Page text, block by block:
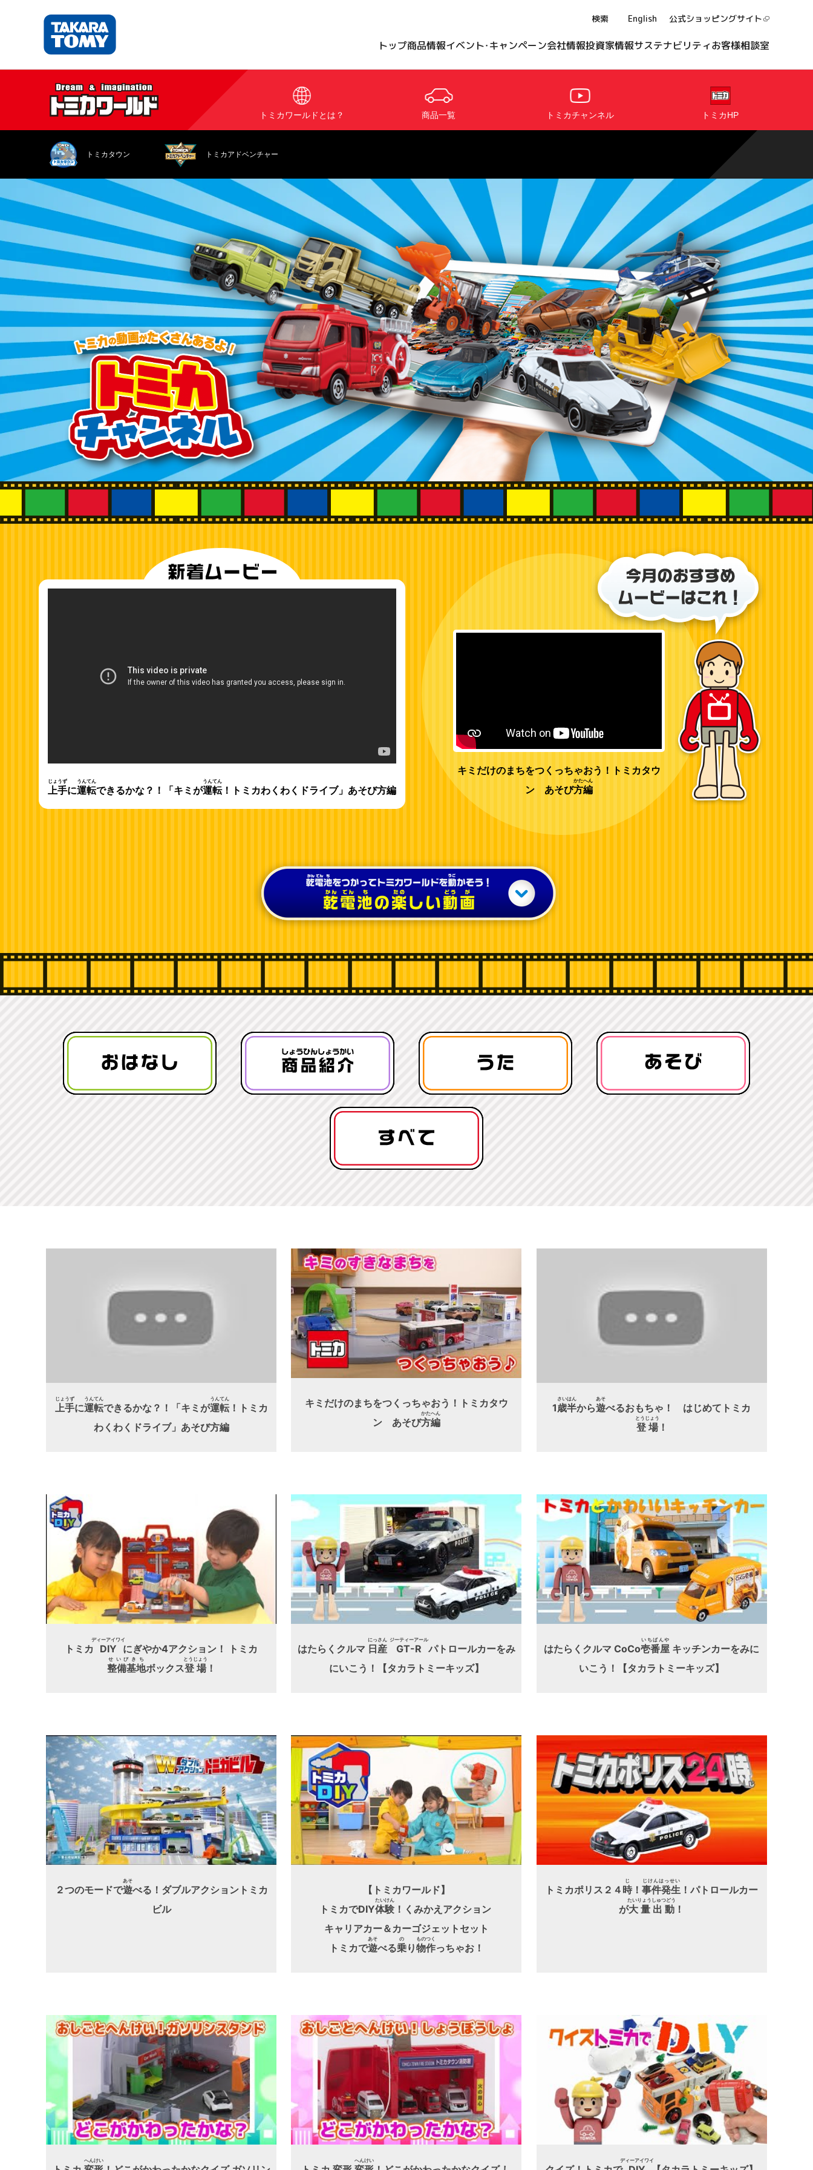
検索 English 公式ショッピングサイト
トップ商品情報イベント・キャンペーン会社情報投資家情報サステナビリティお客様相談室
トミカワールドとは？ 商品一覧 トミカチャンネル トミカHP
トミカタウン トミカアドベンチャー
上手
じょうず
に運転
うんてん
できるかな？！「キミが運転
うんてん
！トミカわくわくドライブ」あそび方編
キミだけのまちをつくっちゃおう！トミカタウ
ン あそび方
かた
編
へん
上手
じょうず
に運転
うんてん
できるかな？！「キミが運転
うんてん
！トミカ
わくわくドライブ」あそび方編
キミだけのまちをつくっちゃおう！トミカタウ
ン あそび方
かた
編
へん 1歳半
さいはん
から遊
あそ
べるおもちゃ！ はじめてトミカ
登場
とうじょう
！
トミカ DIY
ディーアイワイ
にぎやか4アクション！ トミカ
整備基地
せいびきち
ボックス登場
とうじょう
！
はたらくクルマ 日産
にっさん
GT-R
ジーティーアール
パトロールカーをみ
にいこう！【タカラトミーキッズ】
はたらくクルマ CoCo壱番屋
いちばんや
キッチンカーをみに
いこう！【タカラトミーキッズ】
２つのモードで遊
あそ
べる！ダブルアクショントミカ
ビル
【トミカワールド】
トミカでDIY体験
たいけん
！くみかえアクション
キャリアカー＆カーゴジェットセット
トミカで遊
あそ
べる乗
の
り物
もの
作
つく
っちゃお！
トミカポリス２４ 時
じ
！事件発生
じけんはっせい
！パトロールカー
が大量出動
たいりょうしゅつどう
！
へんけい へんけい ディーアイワイ